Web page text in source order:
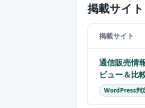
掲載サイト
掲載サイト
通信販売情
ビュー＆比
WordPress判